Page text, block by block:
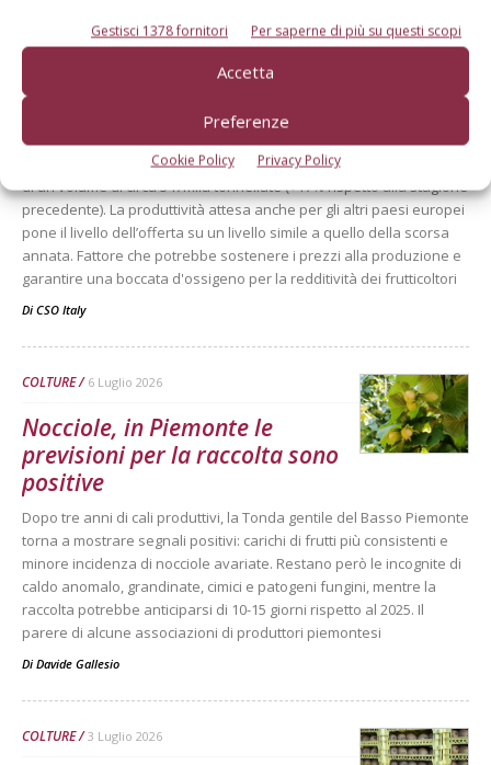
Gestisci 1378 fornitori Per saperne di più su questi scopi
Accetta
Preferenze
Cookie Policy Privacy Policy
20 Luglio 2026
Produzione di pere in Italia: più
17% rispetto alla stagione
La campagna entrante, in base alle prime stime, potrebbe disporre
di un volume di circa 347mila tonnellate (+17% rispetto alla stagione
precedente). La produttività attesa anche per gli altri paesi europei
pone il livello dell’offerta su un livello simile a quello della scorsa
annata. Fattore che potrebbe sostenere i prezzi alla produzione e
garantire una boccata d'ossigeno per la redditività dei frutticoltori
Di CSO Italy
COLTURE 6 Luglio 2026
Nocciole, in Piemonte le
previsioni per la raccolta sono
positive
Dopo tre anni di cali produttivi, la Tonda gentile del Basso Piemonte
torna a mostrare segnali positivi: carichi di frutti più consistenti e
minore incidenza di nocciole avariate. Restano però le incognite di
caldo anomalo, grandinate, cimici e patogeni fungini, mentre la
raccolta potrebbe anticiparsi di 10-15 giorni rispetto al 2025. Il
parere di alcune associazioni di produttori piemontesi
Di Davide Gallesio
COLTURE 3 Luglio 2026